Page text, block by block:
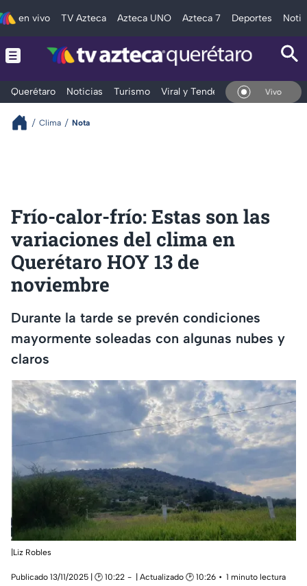
en vivo TV Azteca Azteca UNO Azteca 7 Deportes
Querétaro Noticias Turismo Viral y Tendencia Clima
En Vivo
Clima Nota
Frío-calor-frío: Estas son las
variaciones del clima en
Querétaro HOY 13 de
noviembre
Durante la tarde se prevén condiciones
mayormente soleadas con algunas nubes y
claros
|Liz Robles
Publicado 13/11/2025 | 🕑 10:22 | Actualizado 🕑 10:26
1 minuto lectura